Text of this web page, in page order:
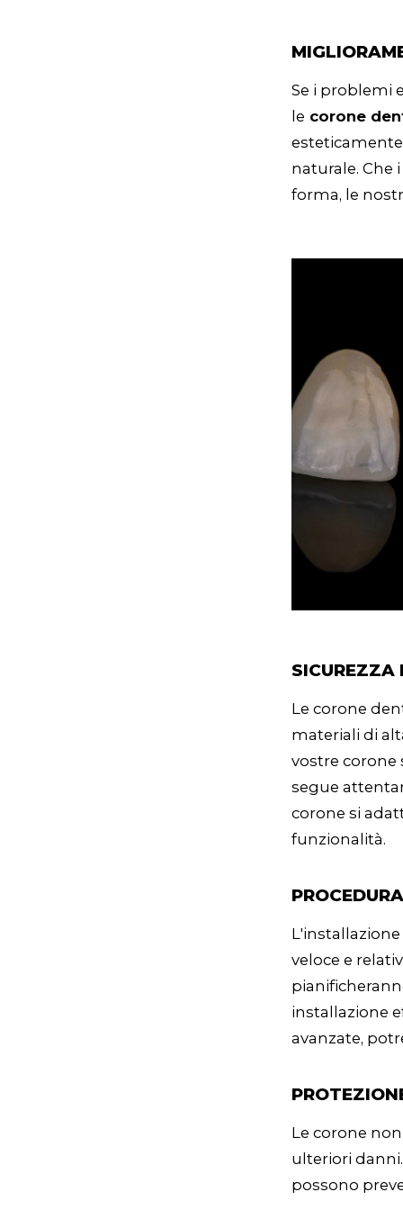
Se i problemi
le corone
naturale. Che
forma, le
SICUREZZA
Le corone
materiali di
vostre corone
segue
corone si
funzionalità.
veloce e
installazione
avanzate,
Le corone
ulteriori
possono